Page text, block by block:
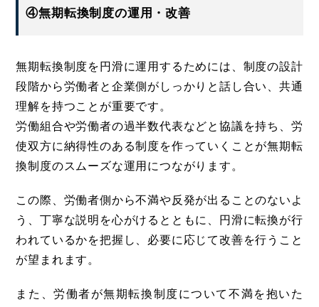
④無期転換制度の運用・改善
無期転換制度を円滑に運用するためには、制度の設計
段階から労働者と企業側がしっかりと話し合い、共通
理解を持つことが重要です。
労働組合や労働者の過半数代表などと協議を持ち、労
使双方に納得性のある制度を作っていくことが無期転
換制度のスムーズな運用につながります。
この際、労働者側から不満や反発が出ることのないよ
う、丁寧な説明を心がけるとともに、円滑に転換が行
われているかを把握し、必要に応じて改善を行うこと
が望まれます。
また、労働者が無期転換制度について不満を抱いた